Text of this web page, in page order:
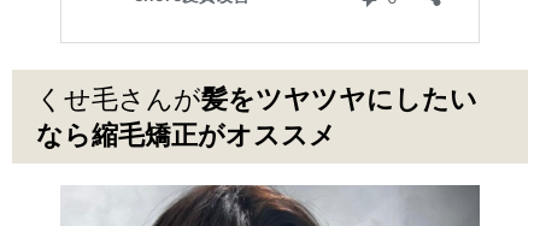
くせ毛さんが髪をツヤツヤにしたい
なら縮毛矯正がオススメ